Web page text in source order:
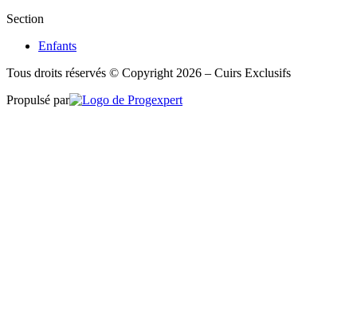
Section
Enfants
Tous droits réservés © Copyright 2026 – Cuirs Exclusifs
Propulsé par